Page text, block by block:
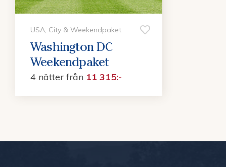
USA, City & Weekendpaket
Washington DC
Weekendpaket
4 nätter från 11 315:-